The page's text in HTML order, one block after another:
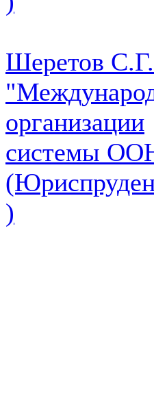
Шеретов С.Г.
организации
системы
)